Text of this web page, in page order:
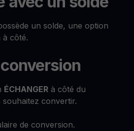
un solde, une option
à côté.
ÉCHANGER à côté du
convertir.
de conversion.